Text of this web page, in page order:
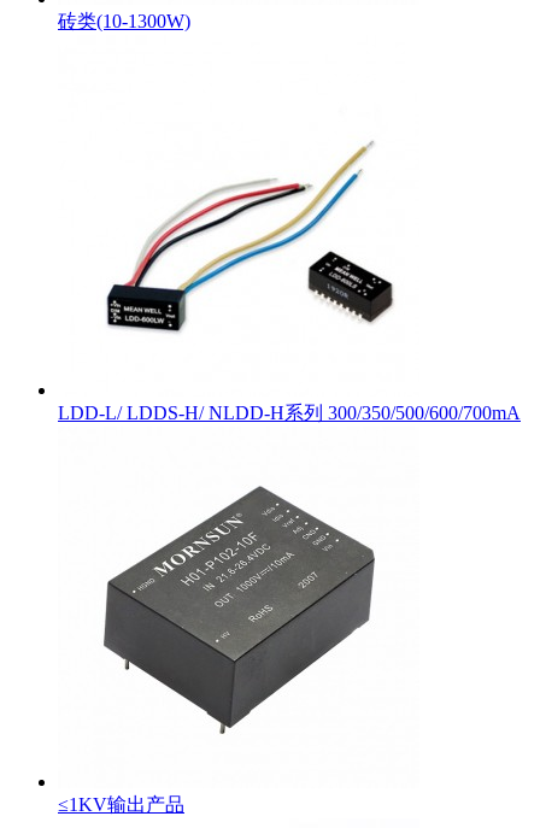
砖类(10-1300W)
LDD-L/ LDDS-H/ NLDD-H系列 300/350/500/600/700mA
≤1KV输出产品